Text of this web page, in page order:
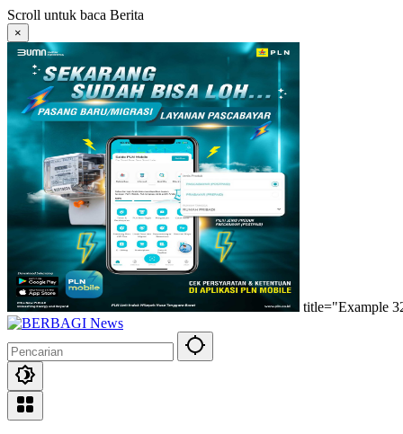
Langsung
ke
konten
Scroll untuk baca Berita
×
title="Example